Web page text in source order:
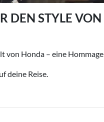
DEN STYLE VON
Honda – eine
deine Reise.